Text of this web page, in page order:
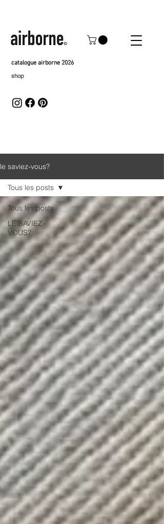
catalogue airborne 2026
shop
le saviez-vous?
Tous les posts
LE SAVIEZ-
VOUS?
Tous les posts